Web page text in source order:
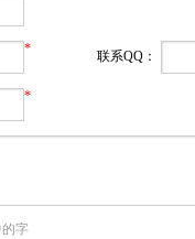
* 联系QQ：
*
字